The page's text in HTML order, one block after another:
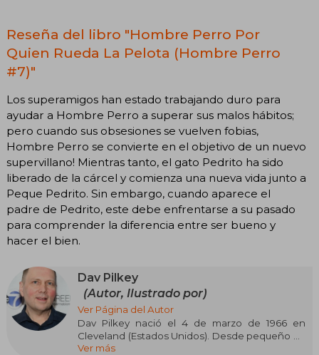
Reseña del libro "Hombre Perro Por
Quien Rueda La Pelota (Hombre Perro
#7)"
Los superamigos han estado trabajando duro para
ayudar a Hombre Perro a superar sus malos hábitos;
pero cuando sus obsesiones se vuelven fobias,
Hombre Perro se convierte en el objetivo de un nuevo
supervillano! Mientras tanto, el gato Pedrito ha sido
liberado de la cárcel y comienza una nueva vida junto a
Peque Pedrito. Sin embargo, cuando aparece el
padre de Pedrito, este debe enfrentarse a su pasado
para comprender la diferencia entre ser bueno y
hacer el bien.
Dav Pilkey
(Autor, Ilustrado por)
Ver Página del Autor
Dav Pilkey nació el 4 de marzo de 1966 en
Cleveland (Estados Unidos). Desde pequeño ha
sido un apasionado del dibujo y se ha dedicado
Ver más